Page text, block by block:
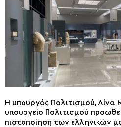
Η υπουργός Πολιτισμού,
υπουργείο Πολιτισμού
πιστοποίηση των ελληνικών